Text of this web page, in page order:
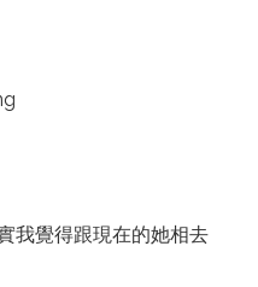
我覺得跟現在的她相去